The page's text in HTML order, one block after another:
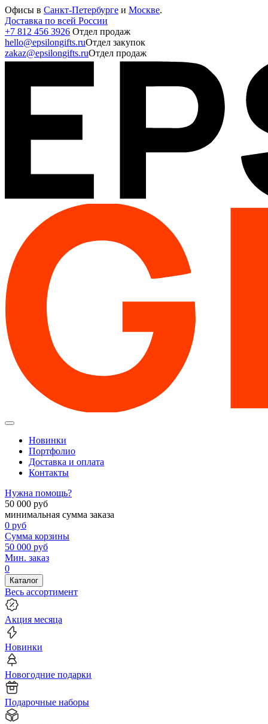
Офисы в Санкт-Петербурге и Москве.
Доставка по всей России
+7 812 456 3926 Отдел продаж
hello@epsilongifts.ruОтдел закупок
zakaz@epsilongifts.ruОтдел продаж
Новинки
Портфолио
Доставка и оплата
Контакты
Нужна помощь?
50 000 руб
минимальная сумма заказа
0 руб
Сумма корзины
50 000 руб
Мин. заказ
0
Каталог
Весь ассортимент
Акция месяца
Новинки
Новогодние подарки
Подарочные наборы